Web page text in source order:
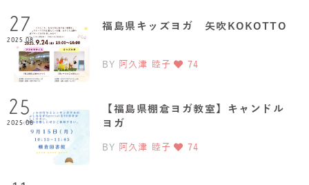
27
2025.08
福島県キッズヨガ 矢吹KOKOTTO
BY 阿久津 睦子 74
25
2025.08
【福島県棚倉ヨガ教室】キャンドル
ヨガ
BY 阿久津 睦子 74